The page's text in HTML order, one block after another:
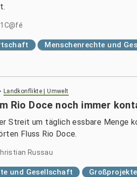
Menschenrechte und
Landkonflikte | Umwelt
Rio Doce noch immer
Streit um täglich essbare Menge
Fluss Rio Doce.
Russau
und Gesellschaft Großprojekte